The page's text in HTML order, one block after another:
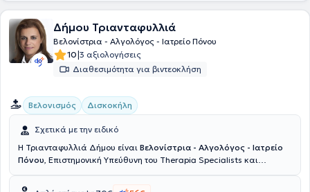
Δήμου Τριανταφυλλιά
Βελονίστρια - Αλγολόγος - Ιατρείο Πόνου
10|3 αξιολογήσεις
Διαθεσιμότητα για βιντεοκλήση
Βελονισμός Δισκοκήλη
Σχετικά με την ειδικό
H Τριανταφυλλιά Δήμου είναι Βελονίστρια - Αλγολόγος - Ιατρείο
Πόνου, Επιστημονική Υπεύθυνη του Therapia Specialists και
πτυχιούχος Ιατρικής από το Εθνικό και Καποδιστριακό